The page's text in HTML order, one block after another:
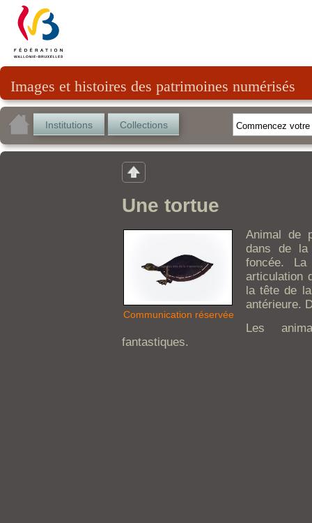
Images et histoires des patrimoines numérisés
Institutions Collections
Une tortue
Communication réservée
Animal de
dans de la
foncée. La
articulation
la tête de
antérieure.
Les
fantastiques.